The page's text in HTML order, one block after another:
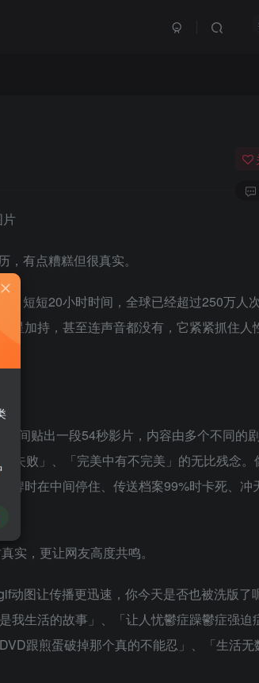
有点糟糕但很真实。
，短短20小时时间，全球已经超过250万人
星加持，甚至连声音都没有，它紧紧抓住人
间贴出一段54秒影片，内容由多个不同的
失败」、「完美中有不完美」的无比残念
牌时在中间停住、传送档案99%时卡死、冲
实，更让网友高度共鸣。
动图让传播更迅速，你今天是否也被洗版了
我生活的故事」、「让人忧鬱症躁鬱症强迫
跟煎蛋破掉那个真的不能忍」、「生活无